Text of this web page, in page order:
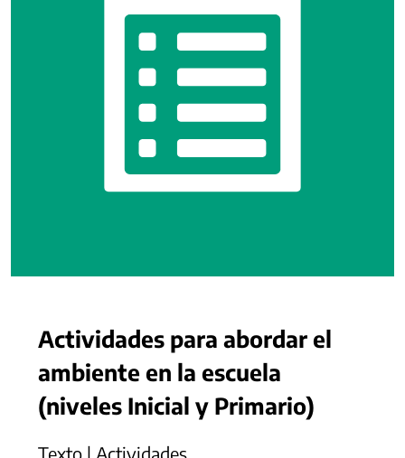
Actividades para abordar el
ambiente en la escuela
(niveles Inicial y Primario)
Texto | Actividades